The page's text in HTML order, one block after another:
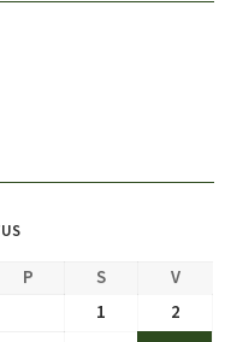
P S
V
1
2